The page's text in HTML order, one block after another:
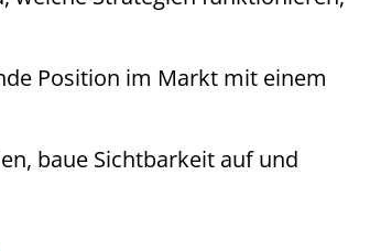
Position im Markt mit einem
baue Sichtbarkeit auf und